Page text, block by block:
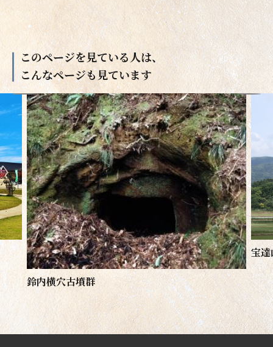
このページを見ている人は、
こんなページも見ています
鈴内横穴古墳群
宝達